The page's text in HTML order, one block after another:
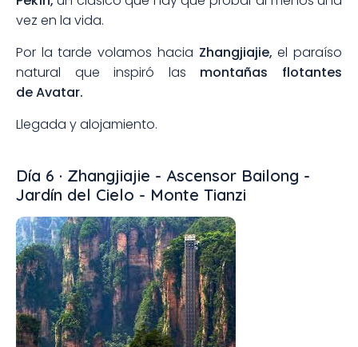
vez en la vida.
Por la tarde volamos hacia Zhangjiajie, el paraíso
natural que inspiró las montañas flotantes
de Avatar.
Llegada y alojamiento.
Día 6 · Zhangjiajie - Ascensor Bailong -
Jardín del Cielo - Monte Tianzi